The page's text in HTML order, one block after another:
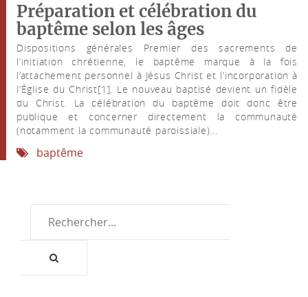
Préparation et célébration du
baptême selon les âges
Dispositions générales Premier des sacrements de
l’initiation chrétienne, le baptême marque à la fois
l’attachement personnel à Jésus Christ et l’incorporation à
l’Église du Christ[1]. Le nouveau baptisé devient un fidèle
du Christ. La célébration du baptême doit donc être
publique et concerner directement la communauté
(notamment la communauté paroissiale)...
baptême